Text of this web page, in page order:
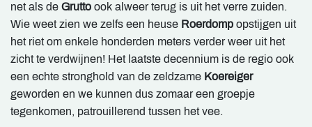
net als de Grutto ook alweer terug is uit het verre zuiden.
Wie weet zien we zelfs een heuse Roerdomp opstijgen uit
het riet om enkele honderden meters verder weer uit het
zicht te verdwijnen! Het laatste decennium is de regio ook
een echte stronghold van de zeldzame Koereiger
geworden en we kunnen dus zomaar een groepje
tegenkomen, patrouillerend tussen het vee.